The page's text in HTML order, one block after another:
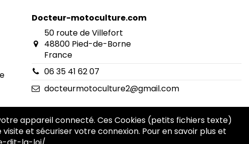
Docteur-motoculture.com
50 route de Villefort
48800 Pied-de-Borne
France
06 35 41 62 07
docteurmotoculture2@gmail.com
appareil connecté. Ces Cookies (petits fichiers texte)
et sécuriser votre connexion. Pour en savoir plus et